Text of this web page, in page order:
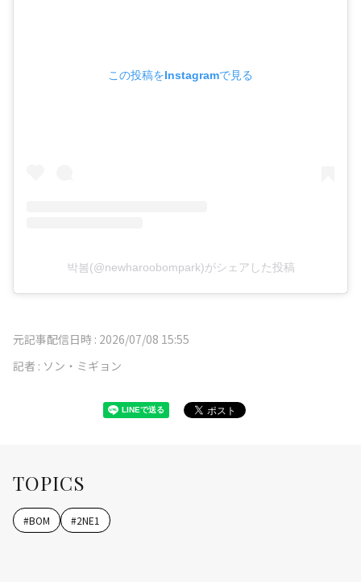
この投稿をInstagramで見る
박봄(@newharoobompark)がシェアした投稿
元記事配信日時 : 2026/07/08 15:55
記者 : ソン・ミギョン
TOPICS
#BOM #2NE1